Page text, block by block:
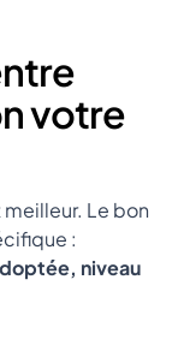
votre
Le bon
:
niveau